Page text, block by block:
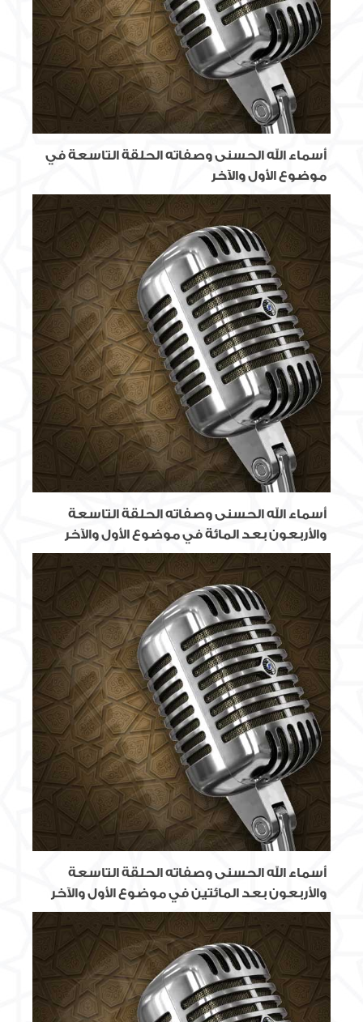
أسماء الله الحسنى وصفاته الحلقة التاسعة في
موضوع الأول والآخر
أسماء الله الحسنى وصفاته الحلقة التاسعة
والأربعون بعد المائة في موضوع الأول والآخر
أسماء الله الحسنى وصفاته الحلقة التاسعة
والأربعون بعد المائتين في موضوع الأول والآخر